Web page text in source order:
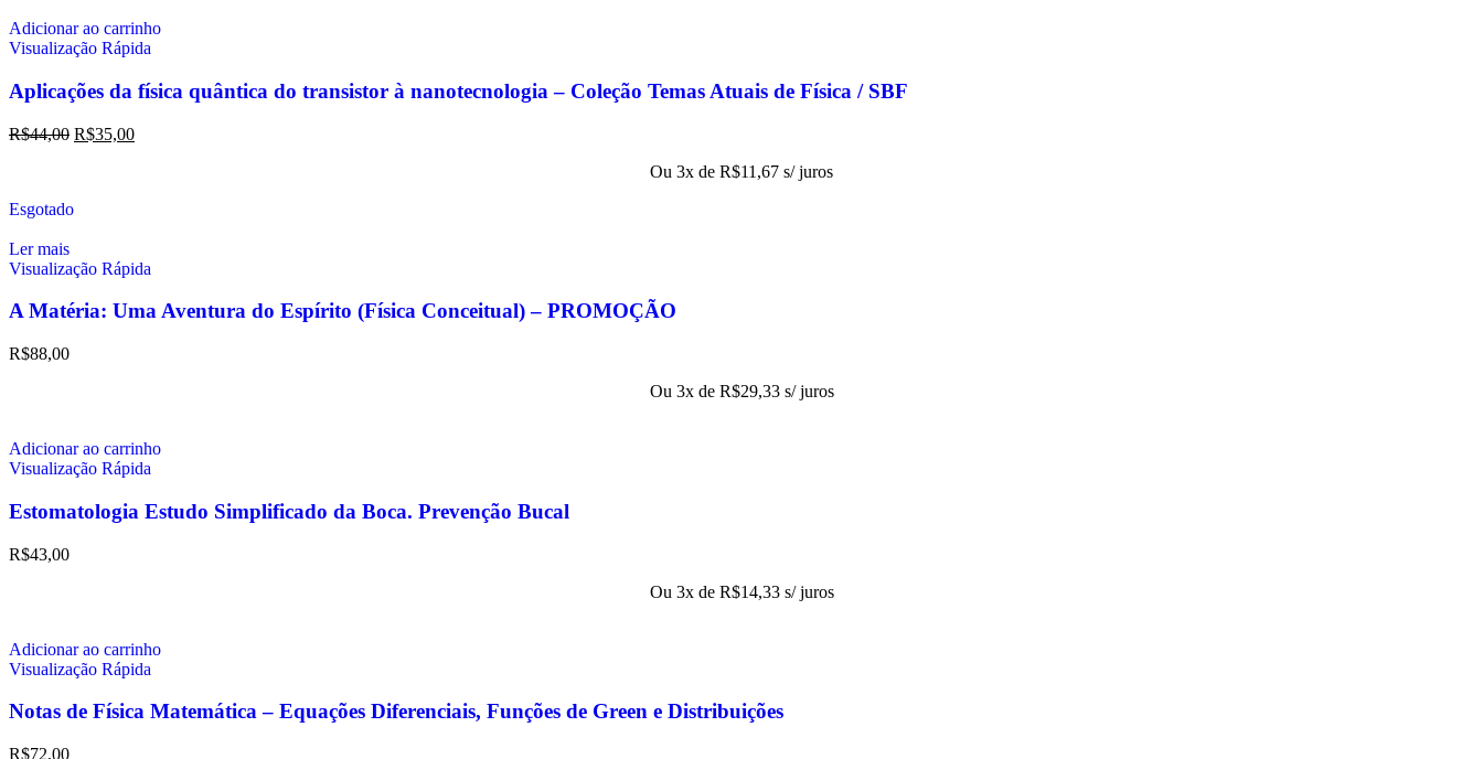
Adicionar ao carrinho
Visualização Rápida
Aplicações da física quântica do transistor à nanotecnologia – Coleção Temas Atuais de Física / SBF
R$44,00 R$35,00
Ou 3x de R$11,67 s/ juros
Esgotado
Ler mais
Visualização Rápida
A Matéria: Uma Aventura do Espírito (Física Conceitual) – PROMOÇÃO
R$88,00
Ou 3x de R$29,33 s/ juros
Adicionar ao carrinho
Visualização Rápida
Estomatologia Estudo Simplificado da Boca. Prevenção Bucal
R$43,00
Ou 3x de R$14,33 s/ juros
Adicionar ao carrinho
Visualização Rápida
Notas de Física Matemática – Equações Diferenciais, Funções de Green e Distribuições
R$72,00